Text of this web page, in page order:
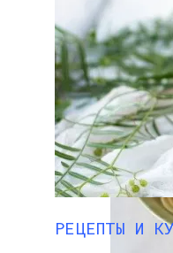
Дом С
РЕЦЕПТЫ И